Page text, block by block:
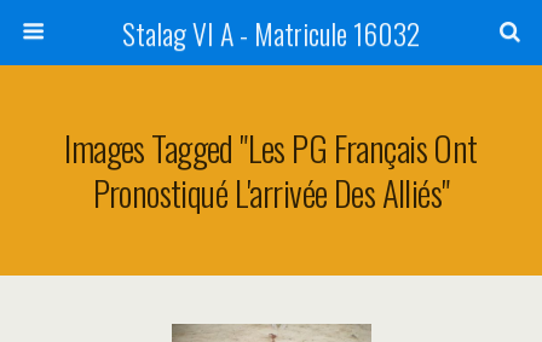
Stalag VI A - Matricule 16032
Images Tagged "les PG Français Ont
Pronostiqué L'arrivée Des Alliés"